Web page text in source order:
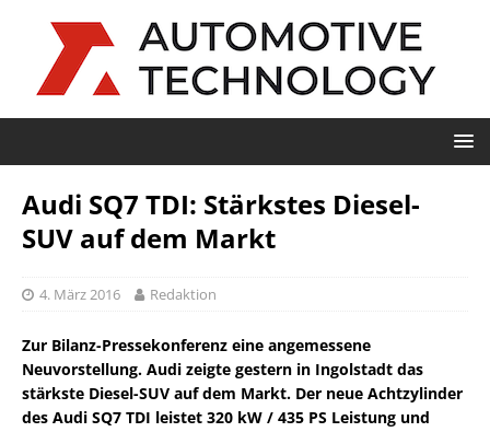
Audi SQ7 TDI: Stärkstes Diesel-
SUV auf dem Markt
4. März 2016 Redaktion
Zur Bilanz-Pressekonferenz eine angemessene
Neuvorstellung. Audi zeigte gestern in Ingolstadt das
stärkste Diesel-SUV auf dem Markt. Der neue Achtzylinder
des Audi SQ7 TDI leistet 320 kW / 435 PS Leistung und